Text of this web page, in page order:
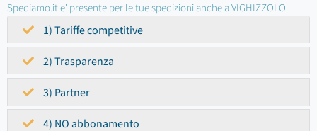
Spediamo.it e' presente per le tue spedizioni anche a VIGHIZZOLO
1) Tariffe competitive
2) Trasparenza
3) Partner
4) NO abbonamento